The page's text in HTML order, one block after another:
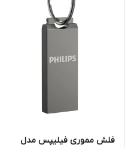
فلش مموری فیلیپس مدل